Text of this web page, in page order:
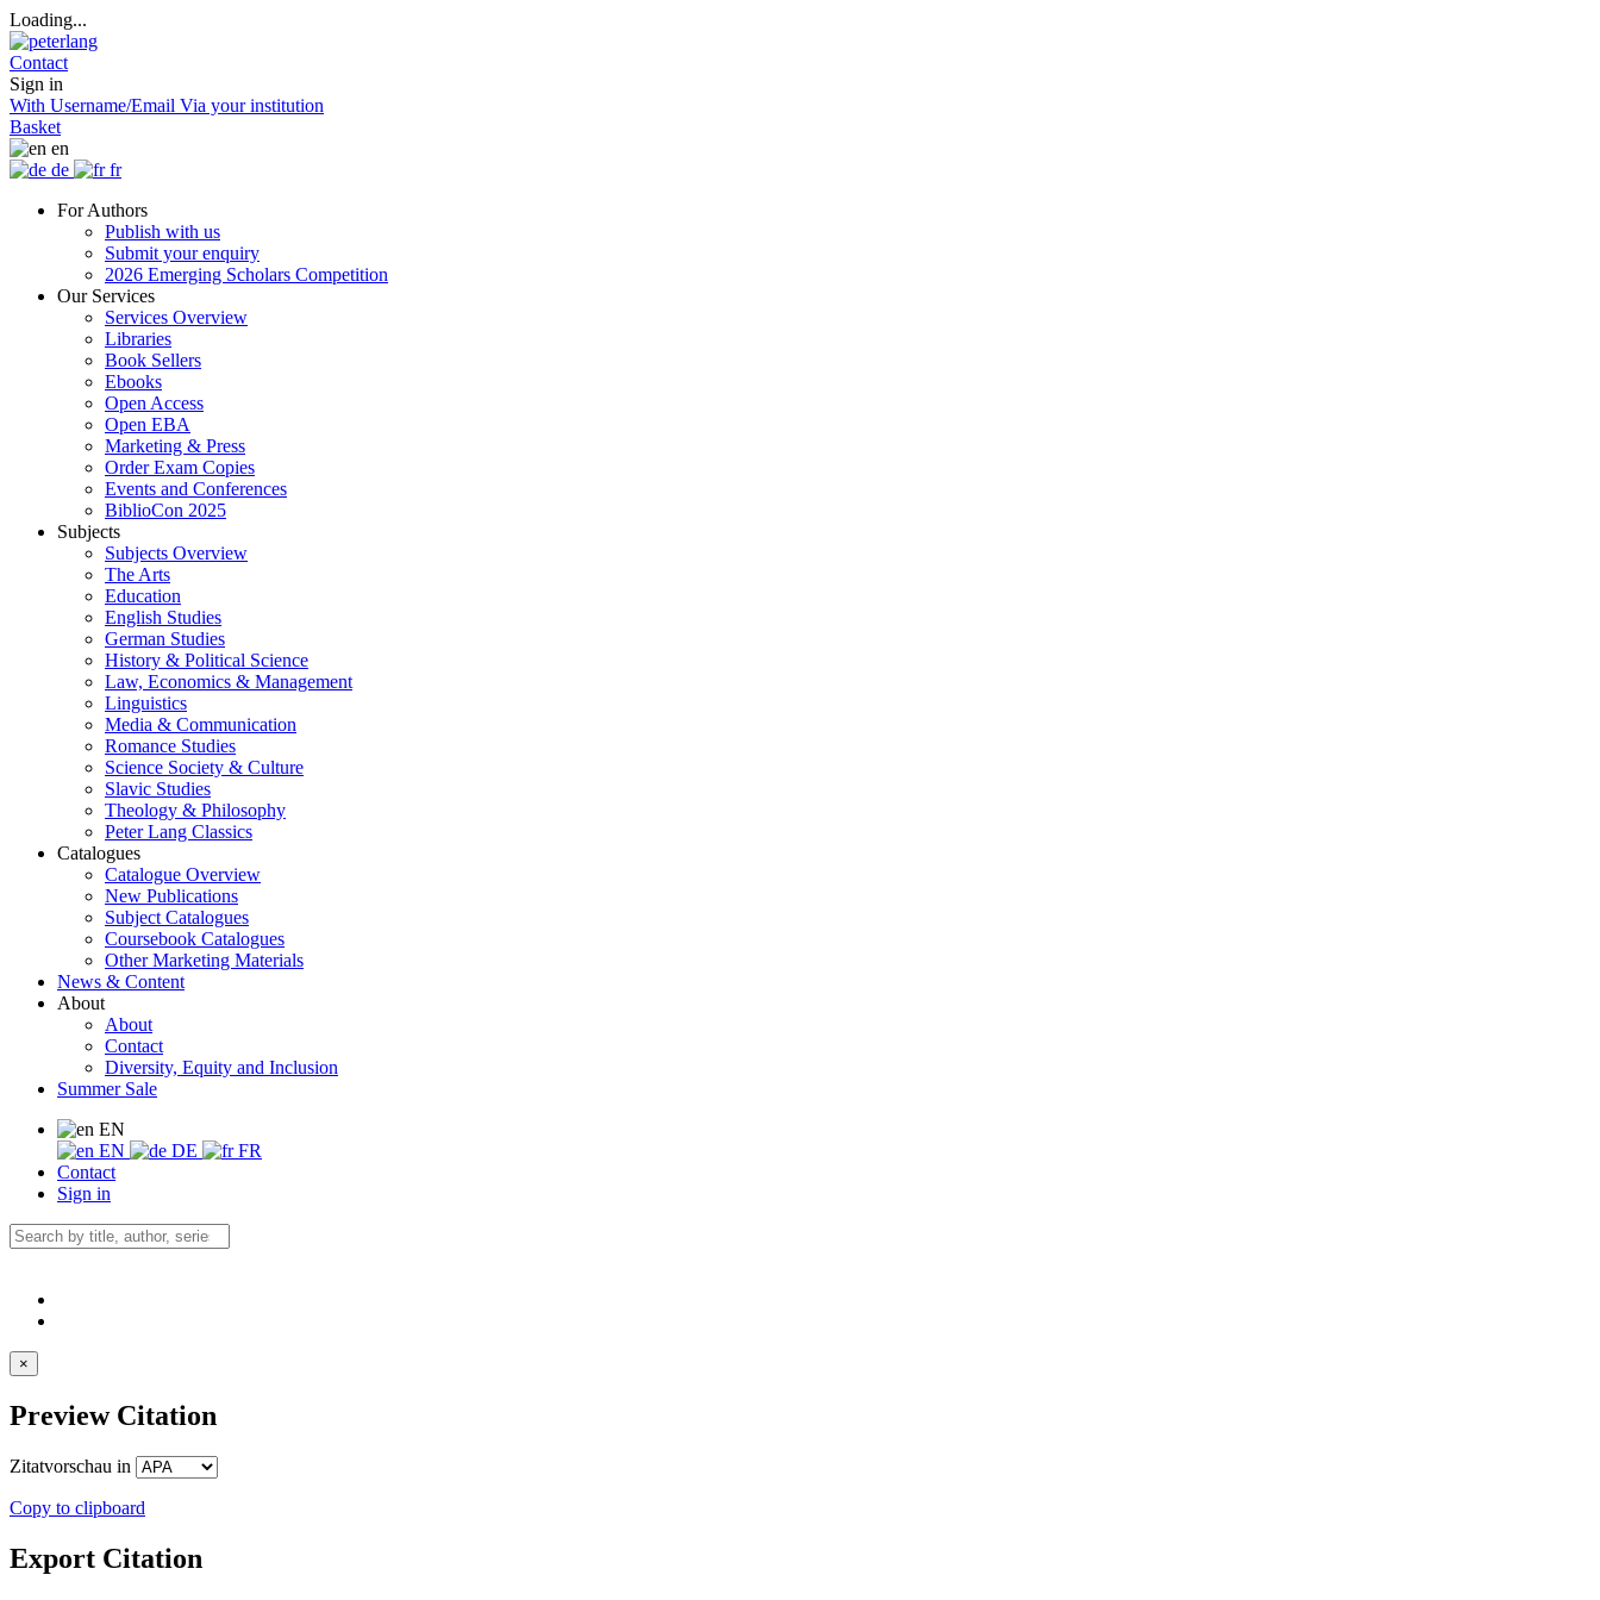
Loading...
Contact
Sign in
With Username/Email Via your institution
Basket
en
de
fr
For Authors
Publish with us
Submit your enquiry
2026 Emerging Scholars Competition
Our Services
Services Overview
Libraries
Book Sellers
Ebooks
Open Access
Open EBA
Marketing & Press
Order Exam Copies
Events and Conferences
BiblioCon 2025
Subjects
Subjects Overview
The Arts
Education
English Studies
German Studies
History & Political Science
Law, Economics & Management
Linguistics
Media & Communication
Romance Studies
Science Society & Culture
Slavic Studies
Theology & Philosophy
Peter Lang Classics
Catalogues
Catalogue Overview
New Publications
Subject Catalogues
Coursebook Catalogues
Other Marketing Materials
News & Content
About
About
Contact
Diversity, Equity and Inclusion
Summer Sale
EN
EN
DE
FR
Contact
Sign in
×
Preview Citation
Zitatvorschau in
Copy to clipboard
Export Citation